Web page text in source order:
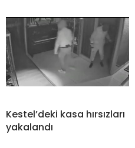
Kestel’deki kasa hırsızları
yakalandı